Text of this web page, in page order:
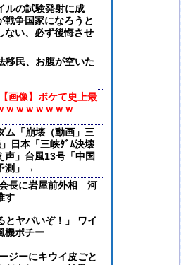
ルの試験発射に成
戦争国家になろうと
ない、必ず後悔させ
移民、お腹が空いた
画像】ボケて史上最
ｗｗｗｗｗｗｗ
ム「崩壊（動画」三
日本「三峡ﾀﾞﾑ決壊
声」台風13号「中国
測」→
会長に岩屋前外相 河
す
とヤバいぞ！」 ワイ
機ポチー
ジーにキウイ皮ごと